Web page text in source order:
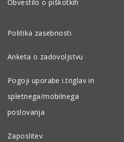
Obvestilo o piškotkih
Politika zasebnosti
Anketa o zadovoljstvu
Pogoji uporabe i.triglav in
spletnega/mobilnega
poslovanja
Zaposlitev